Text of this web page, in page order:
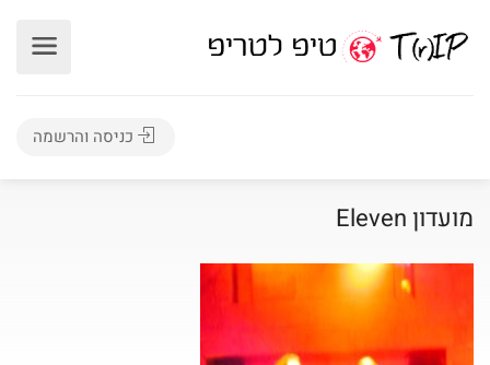
כניסה והרשמה
מועדון Eleven